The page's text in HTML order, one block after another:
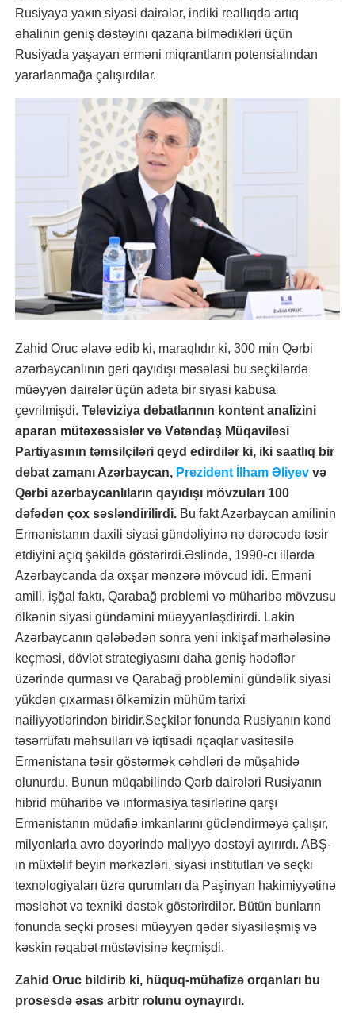
Rusiyaya yaxın siyasi dairələr, indiki reallıqda artıq
əhalinin geniş dəstəyini qazana bilmədikləri üçün
Rusiyada yaşayan erməni miqrantların potensialından
yararlanmağa çalışırdılar.
Zahid Oruc əlavə edib ki, maraqlıdır ki, 300 min Qərbi
azərbaycanlının geri qayıdışı məsələsi bu seçkilərdə
müəyyən dairələr üçün adeta bir siyasi kabusa
çevrilmişdi. Televiziya debatlarının kontent analizini
aparan mütəxəssislər və Vətəndaş Müqaviləsi
Partiyasının təmsilçiləri qeyd edirdilər ki, iki saatlıq bir
debat zamanı Azərbaycan, Prezident İlham Əliyev və
Qərbi azərbaycanlıların qayıdışı mövzuları 100
dəfədən çox səsləndirilirdi. Bu fakt Azərbaycan amilinin
Ermənistanın daxili siyasi gündəliyinə nə dərəcədə təsir
etdiyini açıq şəkildə göstərirdi.Əslində, 1990-cı illərdə
Azərbaycanda da oxşar mənzərə mövcud idi. Erməni
amili, işğal faktı, Qarabağ problemi və müharibə mövzusu
ölkənin siyasi gündəmini müəyyənləşdirirdi. Lakin
Azərbaycanın qələbədən sonra yeni inkişaf mərhələsinə
keçməsi, dövlət strategiyasını daha geniş hədəflər
üzərində qurması və Qarabağ problemini gündəlik siyasi
yükdən çıxarması ölkəmizin mühüm tarixi
nailiyyətlərindən biridir.Seçkilər fonunda Rusiyanın kənd
təsərrüfatı məhsulları və iqtisadi rıçaqlar vasitəsilə
Ermənistana təsir göstərmək cəhdləri də müşahidə
olunurdu. Bunun müqabilində Qərb dairələri Rusiyanın
hibrid müharibə və informasiya təsirlərinə qarşı
Ermənistanın müdafiə imkanlarını gücləndirməyə çalışır,
milyonlarla avro dəyərində maliyyə dəstəyi ayırırdı. ABŞ-
ın müxtəlif beyin mərkəzləri, siyasi institutları və seçki
texnologiyaları üzrə qurumları da Paşinyan hakimiyyətinə
məsləhət və texniki dəstək göstərirdilər. Bütün bunların
fonunda seçki prosesi müəyyən qədər siyasiləşmiş və
kəskin rəqabət müstəvisinə keçmişdi.
Zahid Oruc bildirib ki, hüquq-mühafizə orqanları bu
prosesdə əsas arbitr rolunu oynayırdı.